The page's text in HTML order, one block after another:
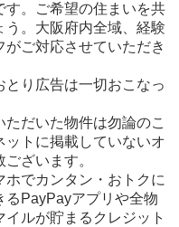
す。ご希望の住まいを共
う。大阪府内全域、経験
がご対応させていただき
とり広告は一切おこなっ
ただいた物件は勿論のこ
ットに掲載していないオ
ざいます。
ホでカンタン・おトクに
るPayPayアプリや全物
イルが貯まるクレジット